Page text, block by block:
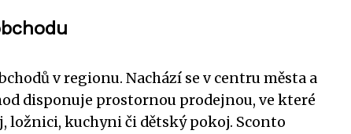
v regionu. Nachází se v centru města a
disponuje prostornou prodejnou, ve které
ložnici, kuchyni či dětský pokoj. Sconto